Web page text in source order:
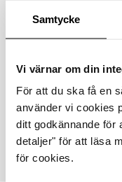
Samtycke
Vi värnar om din
För att du ska få en
använder vi cookies
ditt godkännande för
detaljer" för att läsa
för cookies.